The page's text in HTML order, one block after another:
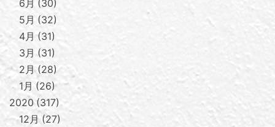
6月
30
5月
32
4月
31
3月
31
2月 28
1月
26
2020 317
12月 27